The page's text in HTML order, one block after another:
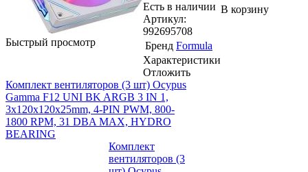
Быстрый просмотр
Есть в наличии
Артикул:
992695708
Бренд Formula
Характеристики
Отложить
В корзину
Комплект вентиляторов (3 шт) Ocypus
Gamma F12 UNI BK ARGB 3 IN 1,
3x120x120x25mm, 4-PIN PWM, 800-
1800 RPM, 31 DBA MAX, HYDRO
BEARING
Комплект
вентиляторов (3